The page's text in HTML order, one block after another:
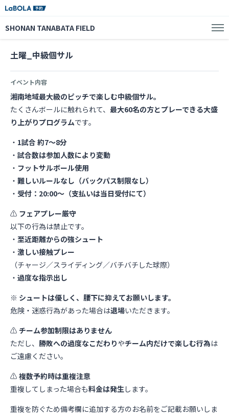
SHONAN TANABATA FIELD
土曜_中級個サル
イベント内容
湘南地域最大級のピッチで楽しむ中級個サル。
たくさんボールに触れられて、 最大60名の方とプレーできる大盛
り上がりプログラムです。
・ 1試合 約7〜8分
・ 試合数は参加人数により変動
・ フットサルボール使用
・ 難しいルールなし（バックパス制限なし）
・ 受付：20:00〜（支払いは当日受付にて）
⚠️ フェアプレー厳守
以下の行為は禁止です。
・ 至近距離からの強シュート
・ 激しい接触プレー
（チャージ／スライディング／バチバチした球際）
・ 過度な指示出し
※ シュートは優しく、腰下に抑えてお願いします。
危険・迷惑行為があった場合は退場いただきます。
⚠️ チーム参加制限はありません
ただし、 勝敗への過度なこだわりやチーム内だけで楽しむ行為は
ご遠慮ください。
⚠️ 複数予約時は重複注意
重複してしまった場合も料金は発生します。
重複を防ぐため備考欄に追加する方のお名前をご記載お願いしま